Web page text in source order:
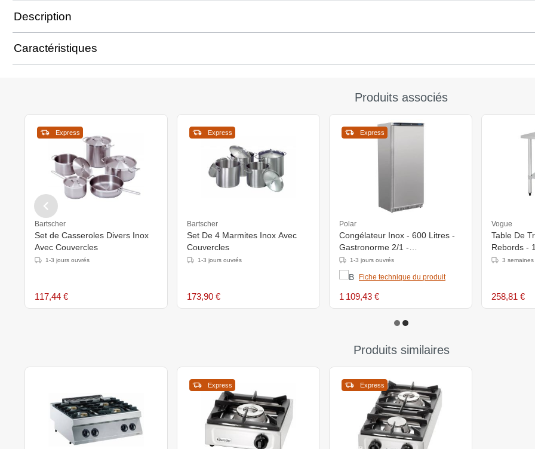
Description
Caractéristiques
Produits associés
Express
Bartscher
Set de Casseroles Divers Inox
Avec Couvercles
1-3 jours ouvrés
117,44 €
Express
Bartscher
Set De 4 Marmites Inox Avec
Couvercles
1-3 jours ouvrés
173,90 €
Express
Polar
Congélateur Inox - 600 Litres -
Gastronorme 2/1 -
780x690x1890(h)mm
1-3 jours ouvrés
Fiche technique du produit
1 109,43 €
Vogue
Table De
Rebords -
3 semaines
258,81 €
Produits similaires
Express Express